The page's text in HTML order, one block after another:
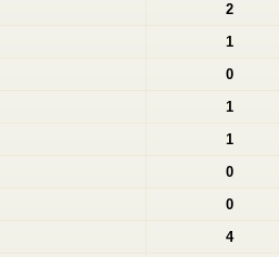
2
1
0
1
1
0
0
4